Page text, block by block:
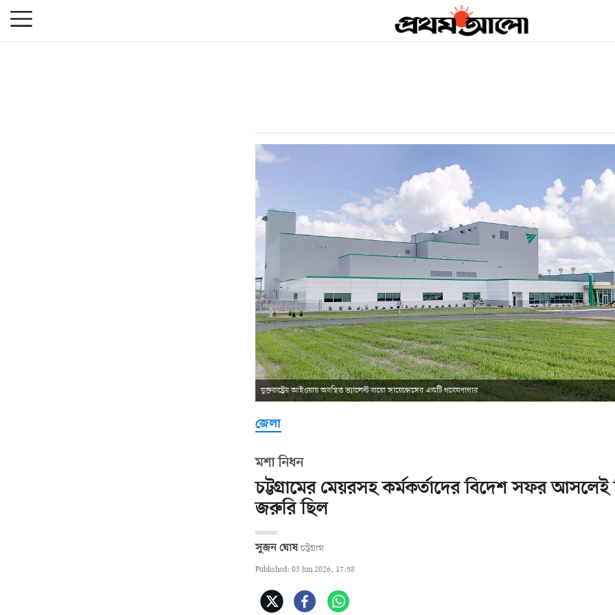
যুক্তরাষ্ট্রের আইওয়ায় অবস্থিত ভ্যালেন্ট বায়ো সায়েন্সেসের একটি গবেষণাগার
জেলা
মশা নিধন
চট্টগ্রামের মেয়রসহ কর্মকর্তাদের বিদেশ সফর আসলেই
জরুরি ছিল
সুজন ঘোষ চট্টগ্রাম
Published: 03 Jun 2026, 17:58